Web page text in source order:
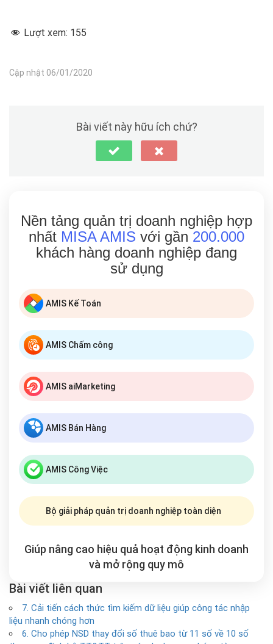
Lượt xem: 155
Cập nhật 06/01/2020
Bài viết này hữu ích chứ?
Nền tảng quản trị doanh nghiệp hợp
nhất MISA AMIS với gần 200.000
khách hàng doanh nghiệp đang
sử dụng
AMIS Kế Toán
AMIS Chấm công
AMIS aiMarketing
AMIS Bán Hàng
AMIS Công Việc
Bộ giải pháp quản trị doanh nghiệp toàn diện
Giúp nâng cao hiệu quả hoạt động kinh doanh
và mở rộng quy mô
Bài viết liên quan
7. Cải tiến cách thức tìm kiếm dữ liệu giúp công tác nhập
liệu nhanh chóng hơn
6. Cho phép NSD thay đổi số thuê bao từ 11 số về 10 số